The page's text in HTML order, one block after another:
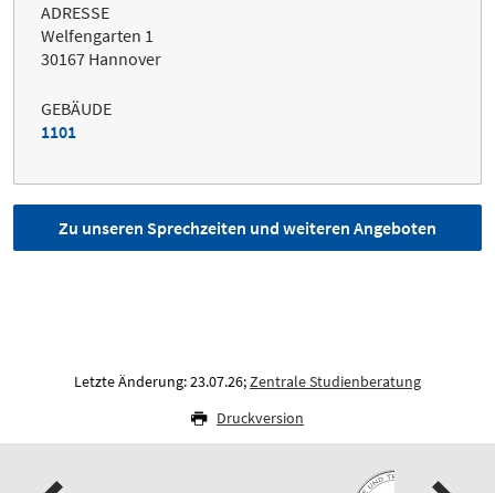
ADRESSE
Welfengarten 1
30167 Hannover
GEBÄUDE
1101
Zu unseren Sprechzeiten und weiteren Angeboten
Letzte Änderung: 23.07.26;Zentrale Studienberatung
Druckversion